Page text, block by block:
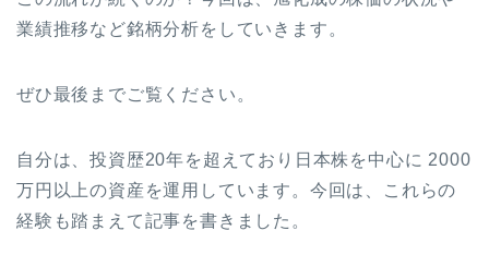
業績推移など銘柄分析をしていきます。
ぜひ最後までご覧ください。
自分は、投資歴20年を超えており日本株を中心に 2000
万円以上の資産を運用しています。今回は、これらの
経験も踏まえて記事を書きました。